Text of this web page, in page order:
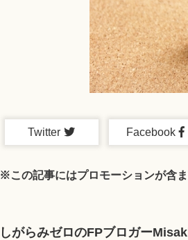
Twitter Facebook
※この記事にはプロモーションが含ま
しがらみゼロのFPブロガー